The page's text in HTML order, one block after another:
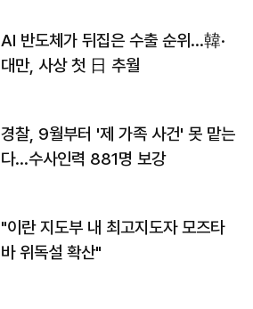
AI 반도체가 뒤집은 수출 순위…韓·
대만, 사상 첫 日 추월
경찰, 9월부터 '제 가족 사건' 못 맡는
다…수사인력 881명 보강
"이란 지도부 내 최고지도자 모즈타
바 위독설 확산"